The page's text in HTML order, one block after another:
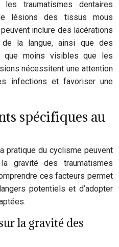
traumatismes dentaires
lésions des tissus mous
inclure des lacérations
la langue, ainsi que des
que moins visibles que les
nécessitent une attention
infections et favoriser une
spécifiques au
pratique du cyclisme peuvent
gravité des traumatismes
ces facteurs permet
potentiels et d’adopter
la gravité des